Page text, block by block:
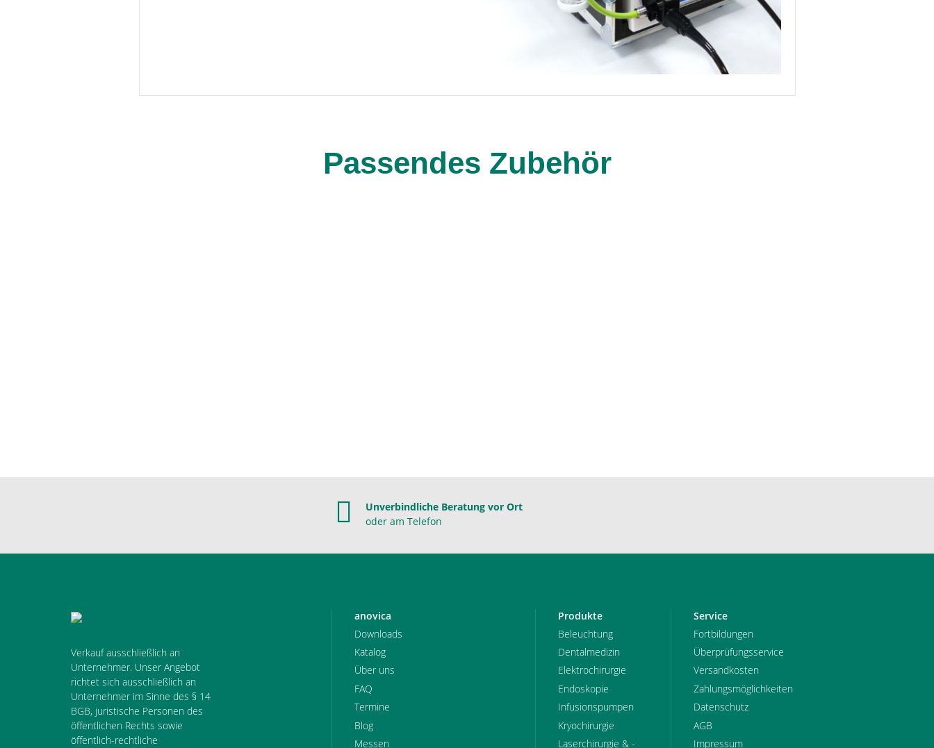
Passendes Zubehör
Unverbindliche Beratung vor Ort
oder am Telefon
Verkauf ausschließlich an
Unternehmer. Unser Angebot
richtet sich ausschließlich an
Unternehmer im Sinne des § 14
BGB, juristische Personen des
öffentlichen Rechts sowie
öffentlich-rechtliche
anovica
Downloads
Katalog
Über uns
FAQ
Termine
Blog
Messen
Produkte
Beleuchtung
Dentalmedizin
Elektrochirurgie
Endoskopie
Infusionspumpen
Kryochirurgie
Laserchirurgie & -
Service
Fortbildungen
Überprüfungsservice
Versandkosten
Zahlungsmöglichkeiten
Datenschutz
AGB
Impressum